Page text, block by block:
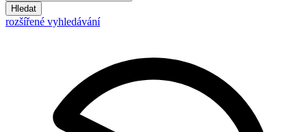
Hledat
rozšířené vyhledávání